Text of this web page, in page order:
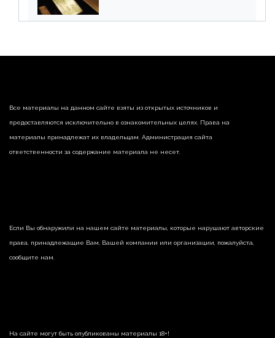
страны
Все материалы на данном сайте взяты из открытых источников и
предоставляются исключительно в ознакомительных целях. Права на
материалы принадлежат их владельцам. Администрация сайта
ответственности за содержание материала не несет.
Если Вы обнаружили на нашем сайте материалы, которые нарушают авторские
права, принадлежащие Вам, Вашей компании или организации, пожалуйста,
сообщите нам.
На сайте могут быть опубликованы материалы 18+!